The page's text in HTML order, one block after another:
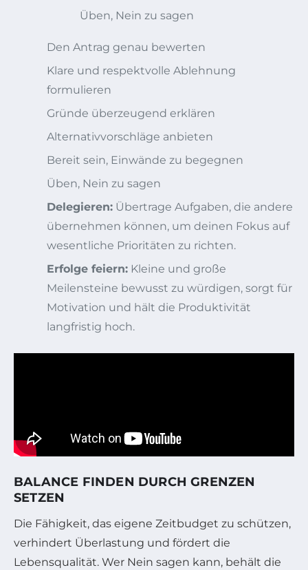
Üben, Nein zu sagen
Den Antrag genau bewerten
Klare und respektvolle Ablehnung
formulieren
Gründe überzeugend erklären
Alternativvorschläge anbieten
Bereit sein, Einwände zu begegnen
Üben, Nein zu sagen
Delegieren: Übertrage Aufgaben, die andere
übernehmen können, um deinen Fokus auf
wesentliche Prioritäten zu richten.
Erfolge feiern: Kleine und große
Meilensteine bewusst zu würdigen, sorgt für
Motivation und hält die Produktivität
langfristig hoch.
BALANCE FINDEN DURCH GRENZEN
SETZEN
Die Fähigkeit, das eigene Zeitbudget zu schützen,
verhindert Überlastung und fördert die
Lebensqualität. Wer Nein sagen kann, behält die